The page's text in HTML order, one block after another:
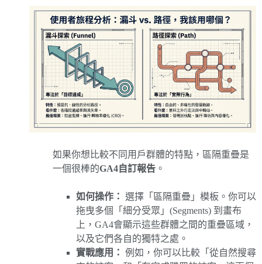
如果你想比較不同用戶群體的特點，區隔重疊是
一個很棒的GA4自訂報告 。
如何操作： 選擇「區隔重疊」模板。你可以
拖曳多個「細分受眾」(Segments) 到畫布
上，GA4會顯示這些群體之間的重疊區域，
以及它們各自的獨特之處。
實戰應用： 例如，你可以比較「從自然搜尋